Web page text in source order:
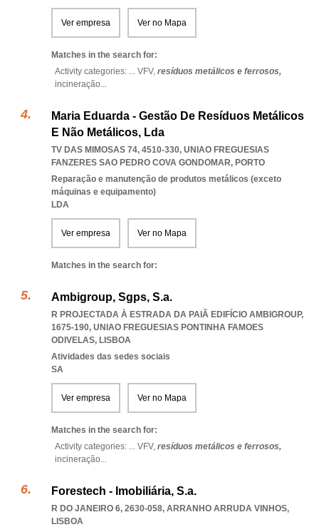
Ver empresa Ver no Mapa
Matches in the search for:
Activity categories: ... VFV, resíduos metálicos e ferrosos,
incineração...
Maria Eduarda - Gestão De Resíduos Metálicos
E Não Metálicos, Lda
TV DAS MIMOSAS 74, 4510-330, UNIAO FREGUESIAS
FANZERES SAO PEDRO COVA GONDOMAR, PORTO
Reparação e manutenção de produtos metálicos (exceto
máquinas e equipamento)
LDA
Ver empresa Ver no Mapa
Matches in the search for:
Ambigroup, Sgps, S.a.
R PROJECTADA À ESTRADA DA PAIÃ EDIFÍCIO AMBIGROUP,
1675-190, UNIAO FREGUESIAS PONTINHA FAMOES
ODIVELAS, LISBOA
Atividades das sedes sociais
SA
Ver empresa Ver no Mapa
Matches in the search for:
Activity categories: ... VFV, resíduos metálicos e ferrosos,
incineração...
Forestech - Imobiliária, S.a.
R DO JANEIRO 6, 2630-058, ARRANHO ARRUDA VINHOS,
LISBOA